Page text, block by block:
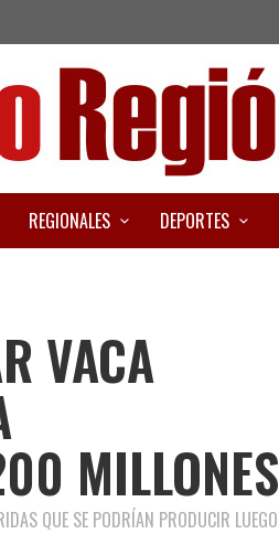
REGIONALES DEPORTES
VACA
MILLONES
QUE SE PODRÍAN PRODUCIR LUEGO